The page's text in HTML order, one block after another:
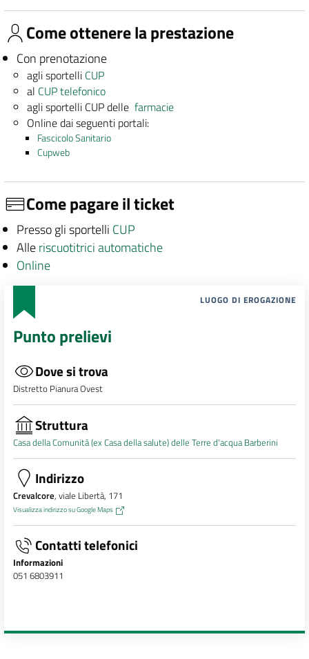
Come ottenere la prestazione
Con prenotazione
agli sportelli CUP
al CUP telefonico
agli sportelli CUP dellefarmacie
Online dai seguenti portali:
Fascicolo Sanitario
Cupweb
Come pagare il ticket
Presso gli sportelli CUP
Alleriscuotitrici automatiche
Online
LUOGO DI EROGAZIONE
Punto prelievi
Dove si trova
Distretto Pianura Ovest
Struttura
Casa della Comunità (ex Casa della salute) delle Terre d'acqua Barberini
Indirizzo
Crevalcore, viale Libertà, 171
Visualizza indirizzo su Google Maps
Contatti telefonici
Informazioni
051 6803911